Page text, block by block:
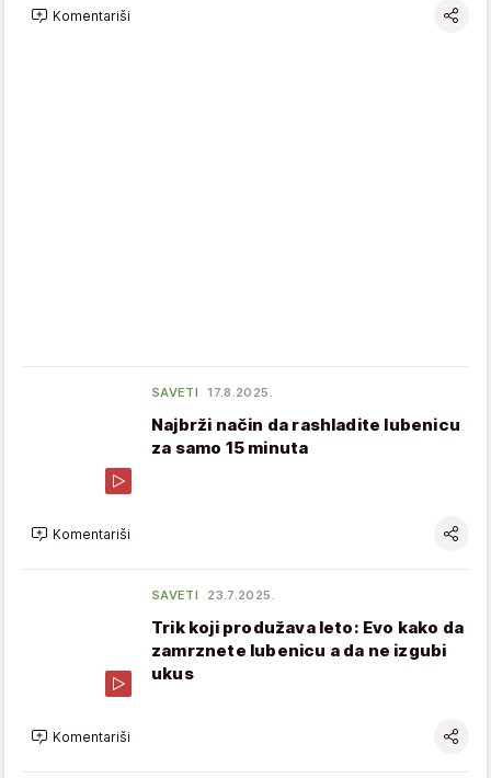
Komentariši
SAVETI 17.8.2025.
Najbrži način da rashladite lubenicu
za samo 15 minuta
Komentariši
SAVETI 23.7.2025.
Trik koji produžava leto: Evo kako da
zamrznete lubenicu a da ne izgubi
ukus
Komentariši